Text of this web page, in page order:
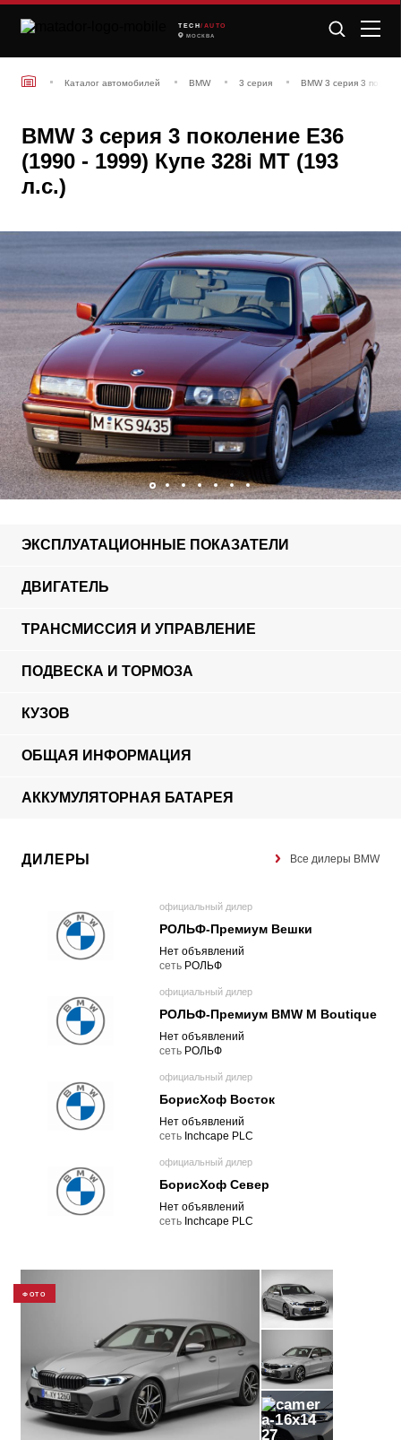
TECH /AUTO
МОСКВА
Каталог автомобилей BMW 3 серия BMW 3 серия 3
BMW 3 серия 3 поколение E36
(1990 - 1999) Купе 328i MT (193
л.с.)
ЭКСПЛУАТАЦИОННЫЕ ПОКАЗАТЕЛИ
ДВИГАТЕЛЬ
ТРАНСМИССИЯ И УПРАВЛЕНИЕ
ПОДВЕСКА И ТОРМОЗА
КУЗОВ
ОБЩАЯ ИНФОРМАЦИЯ
АККУМУЛЯТОРНАЯ БАТАРЕЯ
ДИЛЕРЫ Все дилеры BMW
официальный дилер
РОЛЬФ-Премиум Вешки
Нет объявлений
cеть РОЛЬФ
официальный дилер
РОЛЬФ-Премиум BMW M Boutique
Нет объявлений
cеть РОЛЬФ
официальный дилер
БорисХоф Восток
Нет объявлений
cеть Inchcape PLC
официальный дилер
БорисХоф Север
Нет объявлений
cеть Inchcape PLC
ФОТО
27